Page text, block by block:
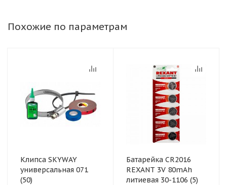
Похожие по параметрам
Клипса SKYWAY
универсальная 071
(50)
Батарейка CR2016
REXANT 3V 80mAh
литиевая 30-1106 (5)